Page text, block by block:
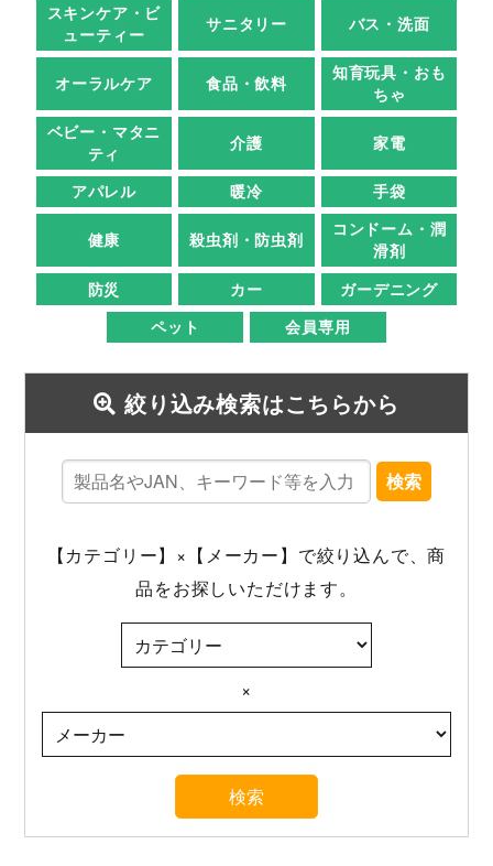
スキンケア・ビ
ューティー
サニタリー バス・洗面
オーラルケア 食品・飲料
知育玩具・おも
ちゃ
ベビー・マタニ
ティ
介護 家電
アパレル 暖冷 手袋
健康 殺虫剤・防虫剤
コンドーム・潤
滑剤
防災
カー
ガーデニング
ペット
会員専用
絞り込み検索はこちらから
検索
【カテゴリー】×【メーカー】で絞り込んで、商
品をお探しいただけます。
×